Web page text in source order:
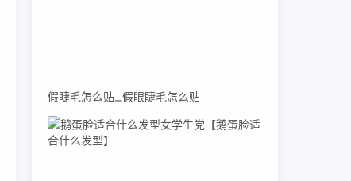
假睫毛怎么贴_假眼睫毛怎么贴